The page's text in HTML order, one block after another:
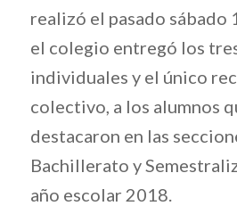
realizó el pasado sábado
el colegio entregó los
individuales y el único
colectivo, a los alumnos
destacaron en las
Bachillerato y
año escolar 2018.